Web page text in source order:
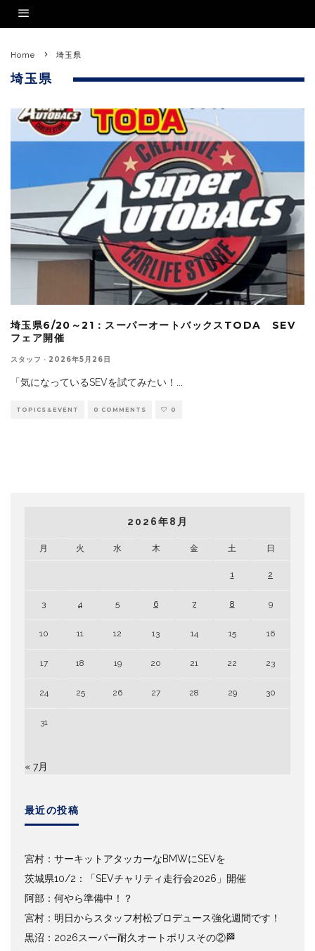
Home 埼玉県
埼玉県
埼玉県6/20～21：スーパーオートバックスTODA SEV
フェア開催
スタッフ · 2026年5月26日
「気になっているSEVを試てみたい！
TOPICS＆EVENT 0 COMMENTS 0
2026年8月
月 火 水 木 金 土 日
1 2
3 4 5 6 7 8 9
10 11 12 13 14 15 16
17 18 19 20 21 22 23
24 25 26 27 28 29 30
31
« 7月
最近の投稿
宮村：サーキットアタッカーなBMWにSEVを
茨城県10/2：「SEVチャリティ走行会2026」開催
阿部：何やら準備中！？
宮村：明日からスタッフ村松プロデュース強化週間です！
黒沼：2026スーパー耐久オートポリスその②🏁